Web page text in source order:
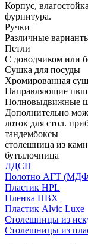
Корпус,
фурнитура.
Ручки
Различные
Петли
С доводчиком или
Сушка для посуды
Хромированная
Направляющие пвш
Полновыдвижные
Дополнительно
лоток для стол.
тандембоксы
столешница из
бутылочница
ЛДСП
Полотно АГТ
Пластик HPL
Пленка ПВХ
Пластик Alvic Luxe
Столешницы из
Столешницы из